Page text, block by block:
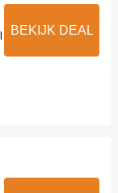
BEKIJK DEAL